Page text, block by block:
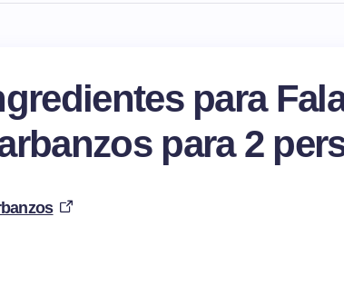
para
para 2